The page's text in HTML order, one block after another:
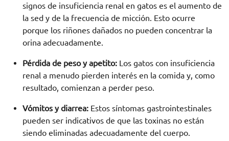
signos de insuficiencia renal en gatos es el aumento de
la sed y de la frecuencia de micción. Esto ocurre
porque los riñones dañados no pueden concentrar la
orina adecuadamente.
Pérdida de peso y apetito: Los gatos con insuficiencia
renal a menudo pierden interés en la comida y, como
resultado, comienzan a perder peso.
Vómitos y diarrea: Estos síntomas gastrointestinales
pueden ser indicativos de que las toxinas no están
siendo eliminadas adecuadamente del cuerpo.